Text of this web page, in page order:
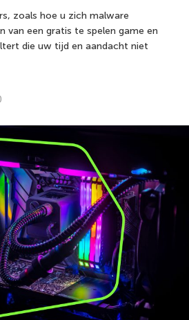
zoals hoe u zich malware
van een gratis te spelen game en
die uw tijd en aandacht niet